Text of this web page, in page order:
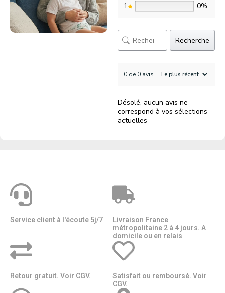
1
0%
Recherche
0 de 0 avis
Désolé, aucun avis ne
correspond à vos sélections
actuelles
Service client à l'écoute 5j/7
Livraison France
métropolitaine 2 à 4 jours. A
domicile ou en relais​​
Retour gratuit. Voir CGV.
Satisfait ou remboursé. Voir
CGV.